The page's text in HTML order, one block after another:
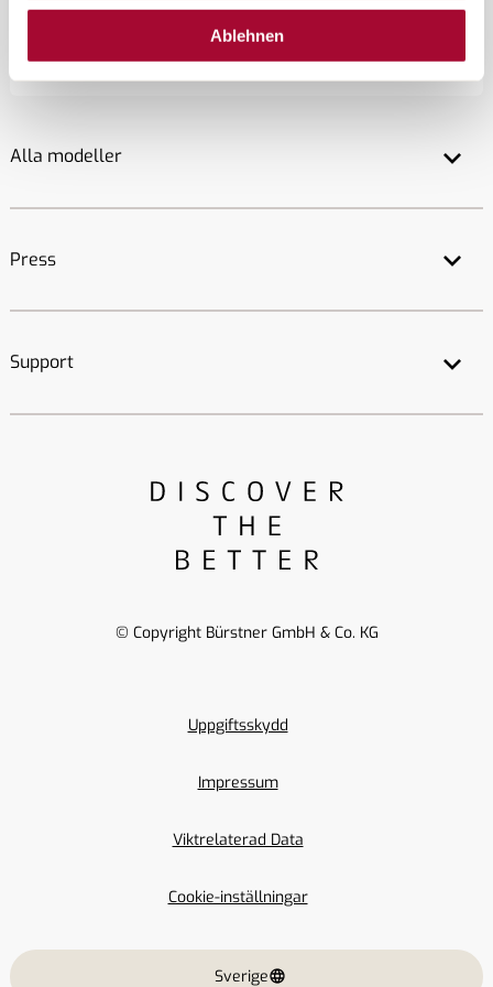
Ablehnen
Tillbaka till toppen
Alla modeller
Press
Support
Uppgiftsskydd
Impressum
Viktrelaterad Data
Cookie-inställningar
Sverige
© Copyright Bürstner GmbH & Co. KG